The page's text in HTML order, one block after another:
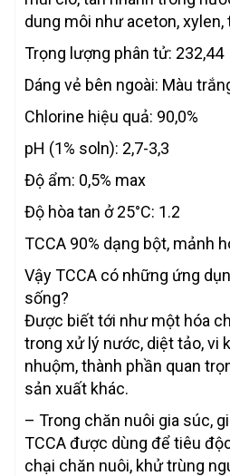
dung môi như aceton, xylen,
Trọng lượng phân tử: 232,44
Dáng vẻ bên ngoài: Màu
Chlorine hiệu quả: 90,0%
pH (1% soln): 2,7-3,3
Độ ẩm: 0,5% max
Độ hòa tan ở 25°C: 1.2
TCCA 90% dạng bột, mảnh
Vậy TCCA có những ứng
sống?
Được biết tới như một hóa
trong xử lý nước, diệt tảo, vi
nhuộm, thành phần quan
sản xuất khác.
– Trong chăn nuôi gia súc,
TCCA được dùng để tiêu
chại chăn nuôi, khử trùng